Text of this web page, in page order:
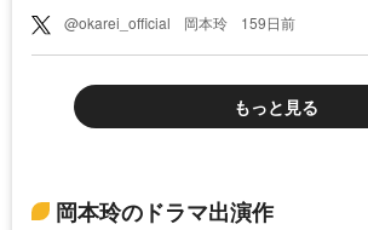
@okarei_official 岡本玲 159日前
もっと見る
岡本玲のドラマ出演作